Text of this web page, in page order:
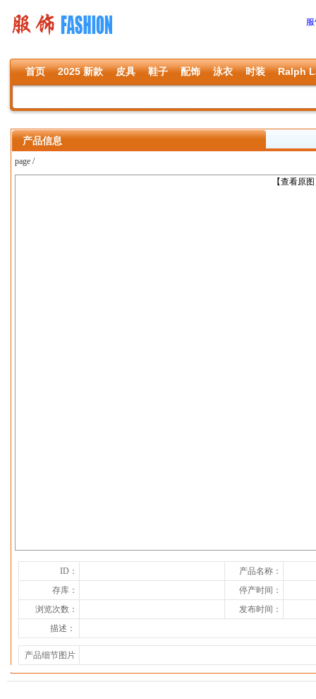
首页 2025 新款 皮具 鞋子 配饰 泳衣 时装 Ralph
产品信息
page /
【查看原
上一张
ID：
产品名称：
存库：
停产时间：
浏览次数：
发布时间：
描述：
产品细节图片